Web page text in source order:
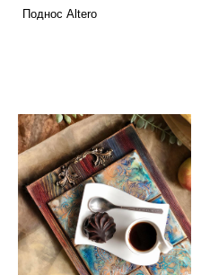
Поднос Altero